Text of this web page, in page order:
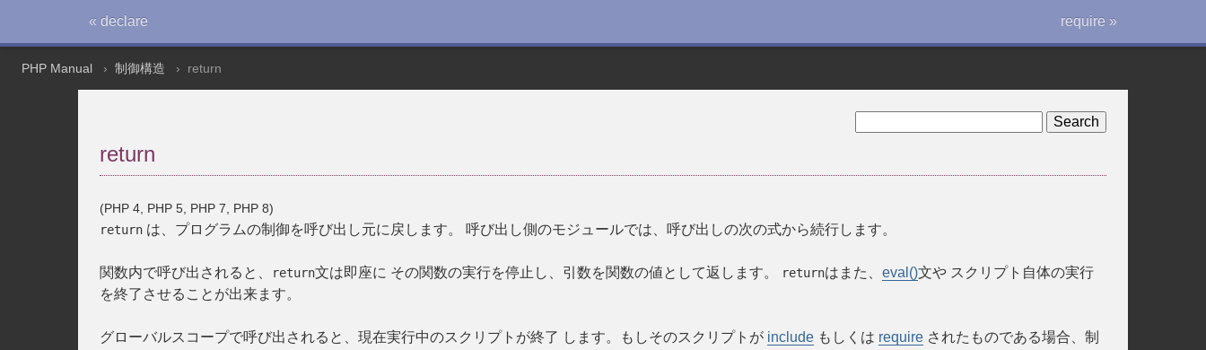
« declare require »
PHP Manual 制御構造 return
return
(PHP 4, PHP 5, PHP 7, PHP 8)
return は、プログラムの制御を呼び出し元に戻します。 呼び出し側のモジュールでは、呼び出しの次の式から続行します。
関数内で呼び出されると、 return文は即座に その関数の実行を停止し、引数を関数の値として返します。 returnはまた、 eval()文や スクリプト自体の実行
を終了させることが出来ます。
グローバルスコープで呼び出されると、現在実行中のスクリプトが終了 します。もしそのスクリプトが include もしくは require されたものである場合、制